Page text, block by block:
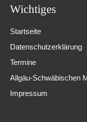
Wichtiges
Startseite
Datenschutzerklärung
Termine
Allgäu-Schwäbischen
Impressum